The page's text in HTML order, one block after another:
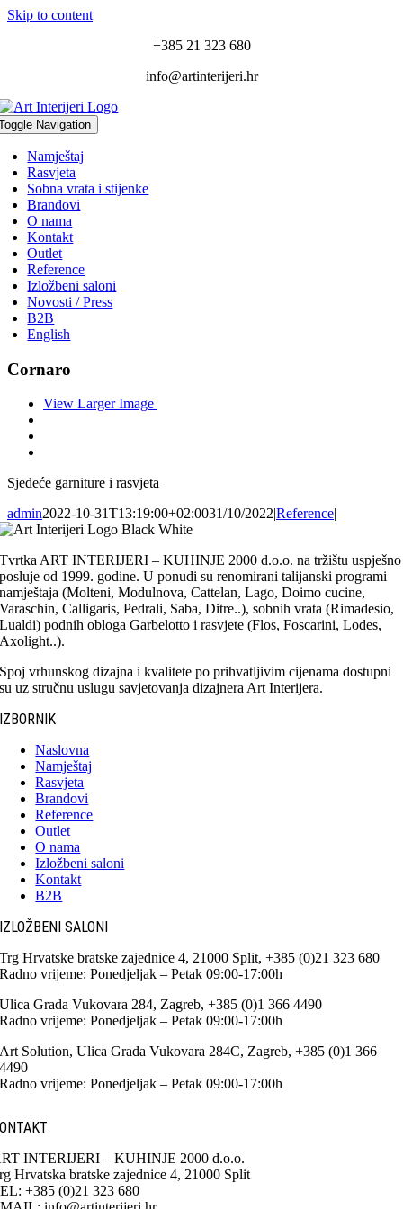
Skip to content
+385 21 323 680
info@artinterijeri.hr
Navigation
Namještaj
Rasvjeta
Sobna vrata i stijenke
Brandovi
O nama
Kontakt
Outlet
Reference
Izložbeni saloni
Novosti / Press
B2B
English
Cornaro
View Larger Image
Sjedeće garniture i rasvjeta
admin2022-10-31T13:19:00+02:0031/10/2022|Reference|
Tvrtka ART INTERIJERI – KUHINJE 2000 d.o.o. na tržištu uspješno
posluje od 1999. godine. U ponudi su renomirani talijanski programi
namještaja (Molteni, Modulnova, Cattelan, Lago, Doimo cucine,
Varaschin, Calligaris, Pedrali, Saba, Ditre..), sobnih vrata (Rimadesio,
Lualdi) podnih obloga Garbelotto i rasvjete (Flos, Foscarini, Lodes,
Axolight..).
Spoj vrhunskog dizajna i kvalitete po prihvatljivim cijenama dostupni
su uz stručnu uslugu savjetovanja dizajnera Art Interijera.
IZBORNIK
Naslovna
Namještaj
Rasvjeta
Brandovi
Reference
Outlet
O nama
Izložbeni saloni
Kontakt
B2B
IZLOŽBENI SALONI
Trg Hrvatske bratske zajednice 4, 21000 Split, +385 (0)21 323 680
Radno vrijeme: Ponedjeljak – Petak 09:00-17:00h
Ulica Grada Vukovara 284, Zagreb, +385 (0)1 366 4490
Radno vrijeme: Ponedjeljak – Petak 09:00-17:00h
Art Solution, Ulica Grada Vukovara 284C, Zagreb, +385 (0)1 366
4490
Radno vrijeme: Ponedjeljak – Petak 09:00-17:00h
INTERIJERI – KUHINJE 2000 d.o.o.
Hrvatska bratske zajednice 4, 21000 Split
+385 (0)21 323 680